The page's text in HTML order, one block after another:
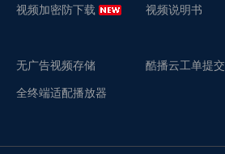
视频加密防下载
无广告视频存储
全终端适配播放器
视频说明书
酷播云工单提交